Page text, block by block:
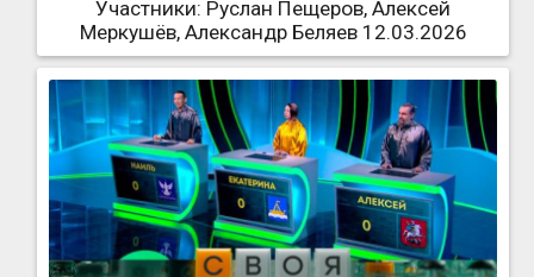
Участники: Руслан Пещеров, Алексей
Меркушёв, Александр Беляев 12.03.2026